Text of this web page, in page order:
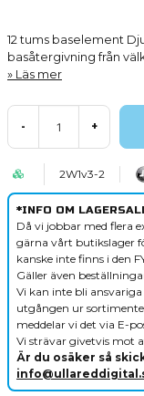
12 tums baselement
basåtergivning från
Läs mer
- +
2W1v3-2
*INFO OM
Då vi jobbar med flera
gärna vårt butikslager
kanske inte finns i den
Gäller även
Vi kan inte bli
utgången ur
meddelar vi det via E-
Vi strävar givetvis mot
Är du osäker så